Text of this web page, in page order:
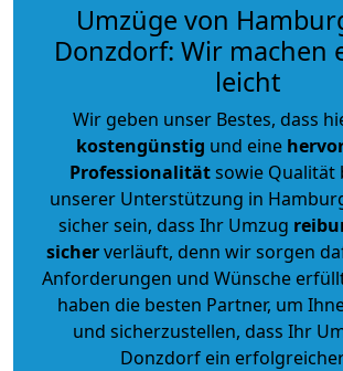
Umzüge von
Donzdorf: Wir machen
leicht
Wir geben unser Bestes, dass
kostengünstig und eine
Professionalitätsowie Qualität
unserer Unterstützung in
sicher sein, dass Ihr Umzug
sicherverläuft, denn wir sorgen
Anforderungen und Wünsche
haben die besten Partner, um
und sicherzustellen, dass Ihr
Donzdorf ein